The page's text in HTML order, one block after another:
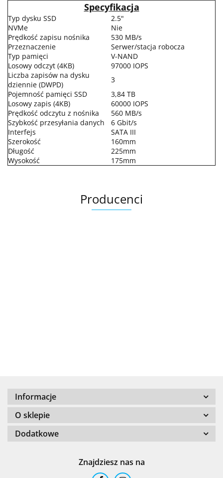
Specyfikacja
Typ dysku SSD
2.5"
NVMe
Nie
Prędkość zapisu nośnika
530 MB/s
Przeznaczenie
Serwer/stacja robocza
Typ pamięci
V-NAND
Losowy odczyt (4KB)
97000 IOPS
Liczba zapisów na dysku
dziennie (DWPD)
3
Pojemność pamięci SSD
3,84 TB
Losowy zapis (4KB)
60000 IOPS
Prędkość odczytu z nośnika
560 MB/s
Szybkość przesyłania danych
6 Gbit/s
Interfejs
SATA III
Szerokość
160mm
Długość
225mm
Wysokość
175mm
Producenci
Informacje
O sklepie
Dodatkowe
Znajdziesz nas na